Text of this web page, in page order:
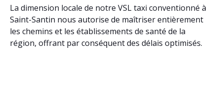
La dimension locale de notre VSL taxi conventionné à
Saint-Santin nous autorise de maîtriser entièrement
les chemins et les établissements de santé de la
région, offrant par conséquent des délais optimisés.